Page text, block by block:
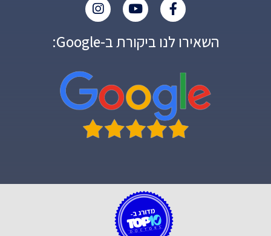
השאירו לנו ביקורת ב-Google: